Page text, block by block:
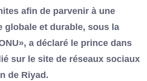
afin de parvenir à une
et durable, sous la
a déclaré le prince dans
sur le site de réseaux sociaux
de Riyad.